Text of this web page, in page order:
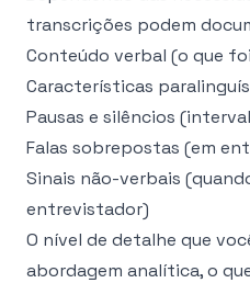
transcrições podem
Conteúdo verbal (o que
Características
Pausas e silêncios
Falas sobrepostas (em
Sinais não-verbais
entrevistador)
O nível de detalhe que
abordagem analítica, o